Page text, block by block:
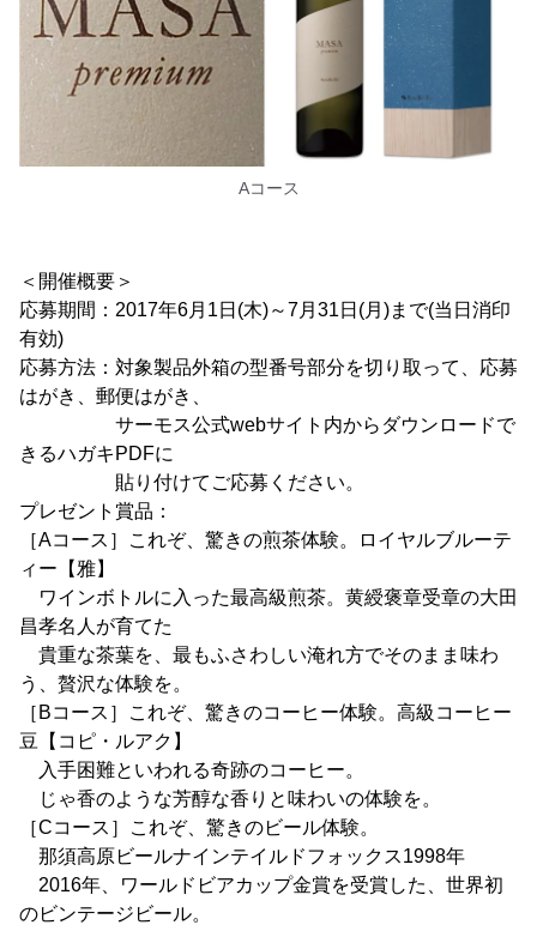
Aコース
＜開催概要＞
応募期間：2017年6月1日(木)～7月31日(月)まで(当日消印
有効)
応募方法：対象製品外箱の型番号部分を切り取って、応募
はがき、郵便はがき、
サーモス公式webサイト内からダウンロードで
きるハガキPDFに
貼り付けてご応募ください。
プレゼント賞品：
［Aコース］これぞ、驚きの煎茶体験。ロイヤルブルーテ
ィー【雅】
ワインボトルに入った最高級煎茶。黄綬褒章受章の大田
昌孝名人が育てた
貴重な茶葉を、最もふさわしい淹れ方でそのまま味わ
う、贅沢な体験を。
［Bコース］これぞ、驚きのコーヒー体験。高級コーヒー
豆【コピ・ルアク】
入手困難といわれる奇跡のコーヒー。
じゃ香のような芳醇な香りと味わいの体験を。
［Cコース］これぞ、驚きのビール体験。
那須高原ビールナインテイルドフォックス1998年
2016年、ワールドビアカップ金賞を受賞した、世界初
のビンテージビール。